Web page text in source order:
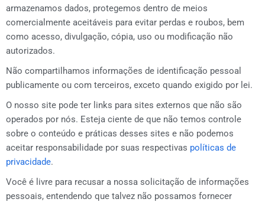
armazenamos dados, protegemos dentro de meios
comercialmente aceitáveis ​​para evitar perdas e roubos, bem
como acesso, divulgação, cópia, uso ou modificação não
autorizados.
Não compartilhamos informações de identificação pessoal
publicamente ou com terceiros, exceto quando exigido por lei.
O nosso site pode ter links para sites externos que não são
operados por nós. Esteja ciente de que não temos controle
sobre o conteúdo e práticas desses sites e não podemos
aceitar responsabilidade por suas respectivas políticas de
privacidade.
Você é livre para recusar a nossa solicitação de informações
pessoais, entendendo que talvez não possamos fornecer